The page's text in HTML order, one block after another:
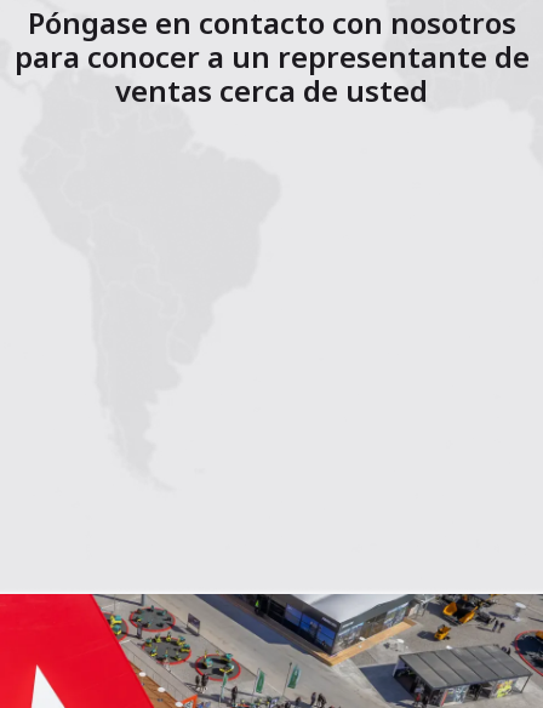
Póngase en contacto con nosotros
para conocer a un representante de
ventas cerca de usted